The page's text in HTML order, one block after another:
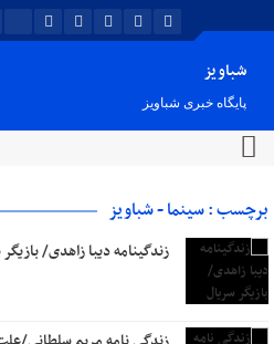
شباویز
پایگاه خبری شباویز
برچسب : سینما - شباویز
زندگینامه دیبا زاهدی/